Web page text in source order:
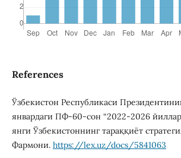
References
Ўзбекистон Республикаси
январдаги ПФ-60-сон “2022-2026
янги Ўзбекистоннинг тараққиёт
Фармони. https://lex.uz/docs/5841063